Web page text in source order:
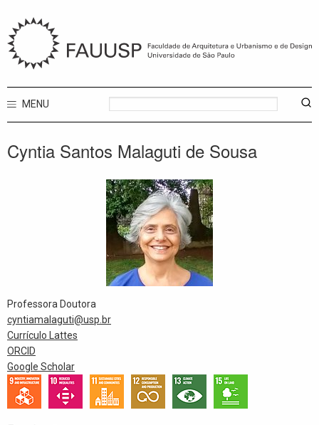
MENU
Cyntia Santos Malaguti de Sousa
Professora Doutora
cyntiamalaguti@usp.br
Currículo Lattes
ORCID
Google Scholar